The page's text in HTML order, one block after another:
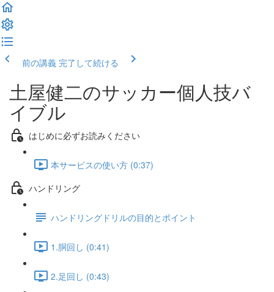
前の講義 完了して続ける
土屋健二のサッカー個人技バ
イブル
はじめに必ずお読みください
本サービスの使い方 (0:37)
ハンドリング
ハンドリングドリルの目的とポイント
1.胴回し (0:41)
2.足回し (0:43)